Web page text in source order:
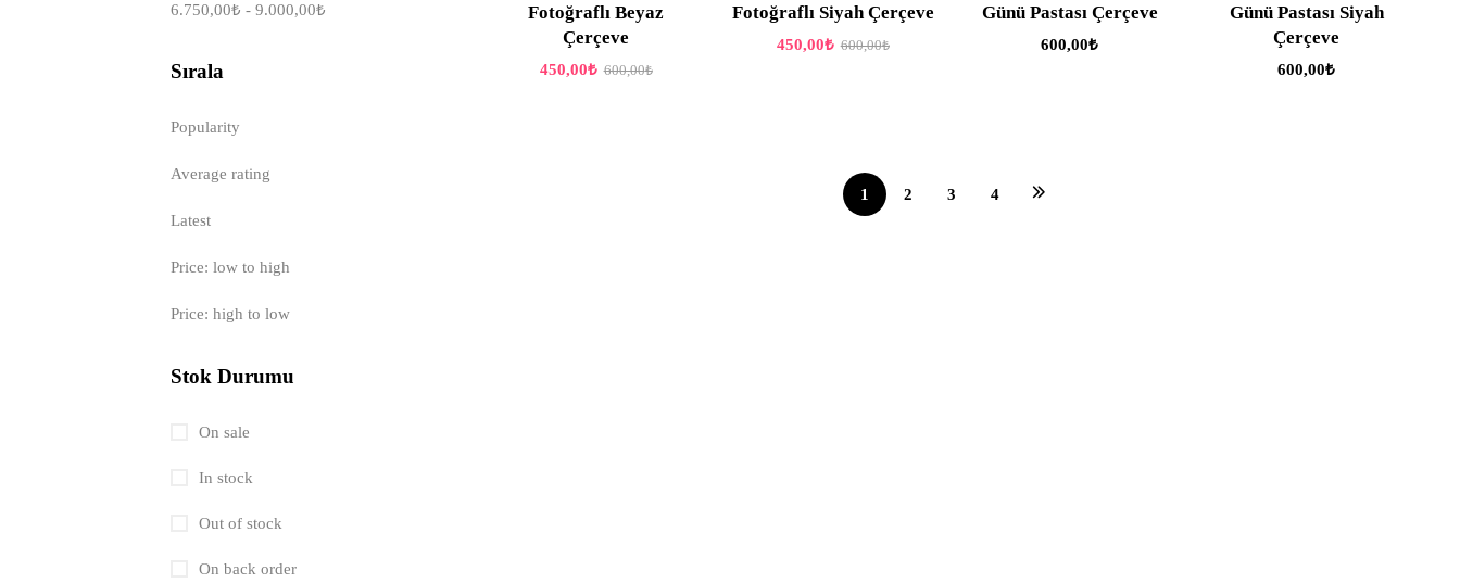
Fotoğraflı Beyaz
Çerçeve
450,00₺ 600,00₺
Fotoğraflı Siyah Çerçeve
450,00₺ 600,00₺
Günü Pastası Çerçeve
600,00₺
Günü Pastası Siyah
Çerçeve
600,00₺
1 2 3 4
6.750,00₺ - 9.000,00₺
Sırala
Popularity
Average rating
Latest
Price: low to high
Price: high to low
Stok Durumu
On sale
In stock
Out of stock
On back order